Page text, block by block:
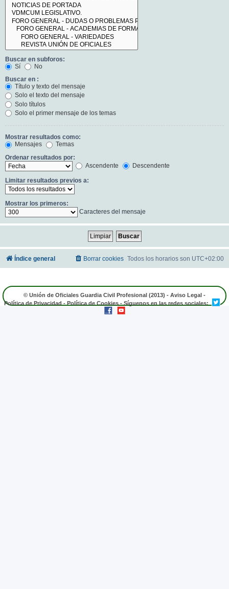
Buscar en subforos:
Sí
No
Buscar en :
Título y texto del mensaje
Solo el texto del mensaje
Solo títulos
Solo el primer mensaje de los temas
Mostrar resultados como:
Mensajes
Temas
Ordenar resultados por:
Ascendente
Descendente
Limitar resultados previos a:
Mostrar los primeros:
Caracteres del mensaje
Índice general Todos los horarios son UTC+02:00
Borrar cookies
© Unión de Oficiales Guardia Civil Profesional (2013) - Aviso Legal -
Política de Privacidad - Política de Cookies - Síguenos en las redes sociales: